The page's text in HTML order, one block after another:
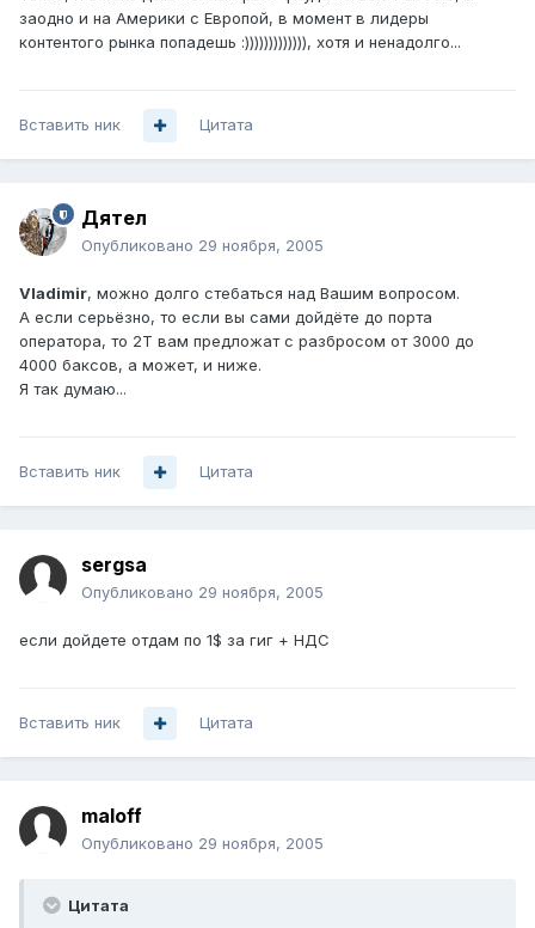
заодно и на Америки с Европой, в момент в лидеры
контентого рынка попадешь :))))))))))))), хотя и ненадолго...
Вставить ник Цитата
Дятел
Опубликовано 29 ноября, 2005
Vladimir, можно долго стебаться над Вашим вопросом.
А если серьёзно, то если вы сами дойдёте до порта
оператора, то 2Т вам предложат с разбросом от 3000 до
4000 баксов, а может, и ниже.
Я так думаю...
Вставить ник Цитата
sergsa
Опубликовано 29 ноября, 2005
если дойдете отдам по 1$ за гиг + НДС
Вставить ник Цитата
maloff
Опубликовано 29 ноября, 2005
Цитата